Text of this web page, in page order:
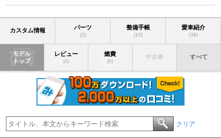
カスタム情報 パーツ
(2)
整備手帳
(10)
愛車紹介
(38)
モデル
トップ
レビュー
(4)
燃費
(0)
中古車 すべて
クリア